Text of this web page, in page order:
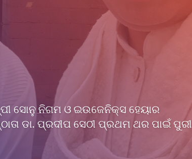
ସୋନୁ ନିଗମ ଓ ଇଉଜେନିକ୍ସ ହେୟାର
ଡା. ପ୍ରଦୀପ ସେଠୀ ପ୍ରଥମ ଥର ପାଇଁ ପୁରୀ